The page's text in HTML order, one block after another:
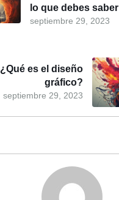
septiembre 29, 2023
lo que debes saber
septiembre 29, 2023
¿Qué es el diseño
gráfico?